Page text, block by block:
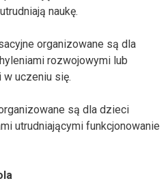
naukę.
organizowane są dla
rozwojowymi lub
uczeniu się.
są dla dzieci
utrudniającymi funkcjonowanie